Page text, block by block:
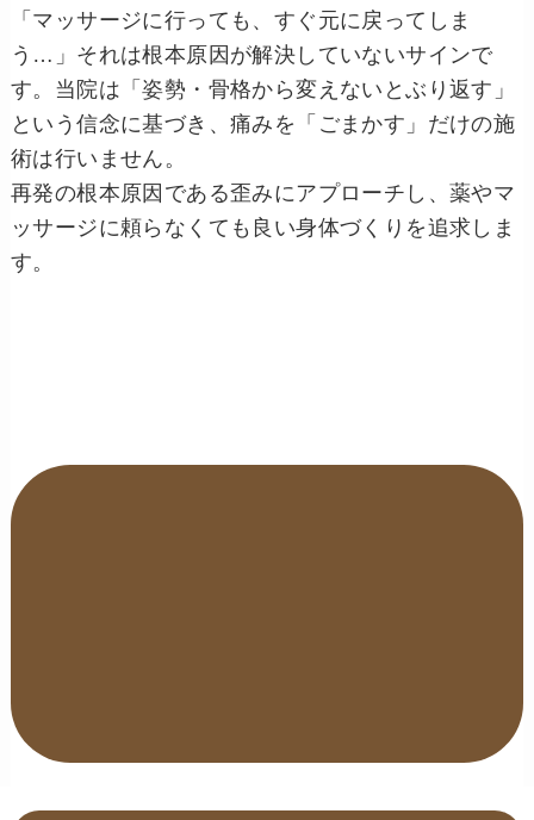
「マッサージに行っても、すぐ元に戻ってしま
う…」それは根本原因が解決していないサインで
す。当院は「姿勢・骨格から変えないとぶり返す」
という信念に基づき、痛みを「ごまかす」だけの施
術は行いません。
再発の根本原因である歪みにアプローチし、薬やマ
ッサージに頼らなくても良い身体づくりを追求しま
す。